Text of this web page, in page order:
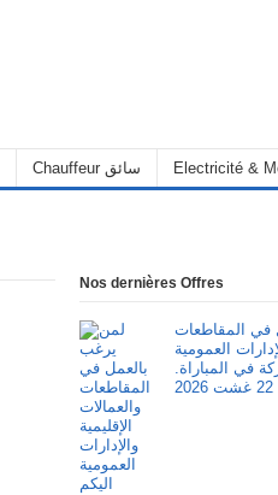
Chauffeur سائق Electricité &
Nos dernières Offres
في المقاطعات
العمومية
في المباراة.